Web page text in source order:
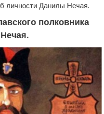
личности Данилы Нечая.
полковника